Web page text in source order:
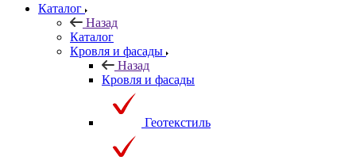
Каталог
Назад
Каталог
Кровля и фасады
Назад
Кровля и фасады
Геотекстиль